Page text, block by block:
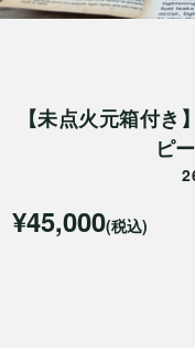
【未点火元箱付
ピ
¥45,000(税込)